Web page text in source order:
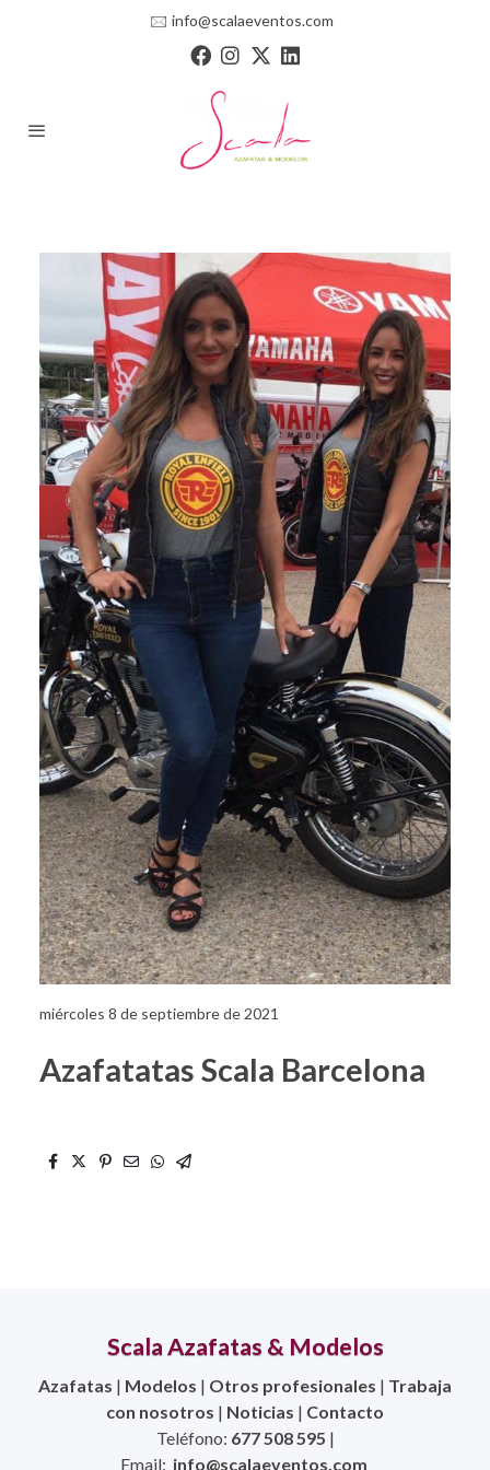
🖂 info@scalaeventos.com
miércoles 8 de septiembre de 2021
Azafatatas Scala Barcelona
Scala Azafatas & Modelos
Azafatas | Modelos | Otros profesionales | Trabaja
con nosotros | Noticias | Contacto
Teléfono: 677 508 595 |
Email: info@scalaeventos.com